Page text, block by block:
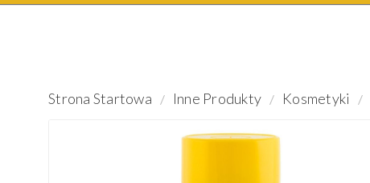
Strona Startowa Inne Produkty Kosmetyki